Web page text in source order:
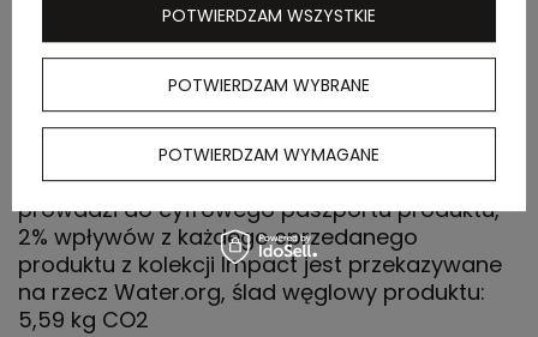
Lekki sweter, unisex, regularny krój, okrągły
dekolt, długie rękawy, wykonana w 30% z
bawełny z recyklingu i w 70% z bawełny
organicznej o gramaturze 280 g/m2, posiada
wbudowany znacznik AWARE™, który
potwierdza wykorzystanie materiałów z
recyklingu, posiada kod QR na metce, który
prowadzi do cyfrowego paszportu produktu,
2% wpływów z każdego sprzedanego
produktu z kolekcji Impact jest przekazywane
na rzecz Water.org, ślad węglowy produktu:
5,59 kg CO2
POTWIERDZAM WYBRANE
POTWIERDZAM WYMAGANE
POTWIERDZAM WSZYSTKIE